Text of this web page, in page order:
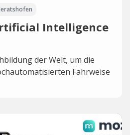
Intelligence
der Welt, um die
Fahrweise